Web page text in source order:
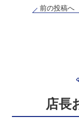
前の投稿へ
店長